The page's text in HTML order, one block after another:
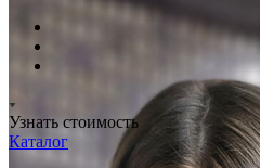
Узнать стоимость
Каталог